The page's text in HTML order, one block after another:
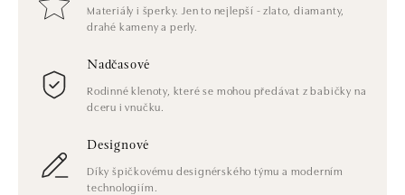
Materiály i šperky. Jen to nejlepší - zlato, diamanty,
drahé kameny a perly.
Nadčasové
Rodinné klenoty, které se mohou předávat z babičky na
dceru i vnučku.
Designové
Díky špičkovému designérského týmu a moderním
technologiím.